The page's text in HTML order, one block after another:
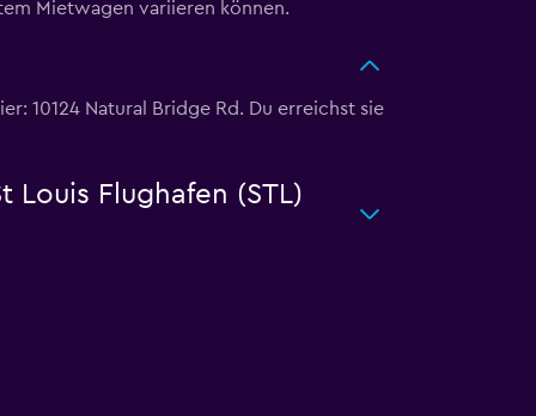
Mietwagen variieren können.
10124 Natural Bridge Rd. Du erreichst sie
Flughafen (STL)